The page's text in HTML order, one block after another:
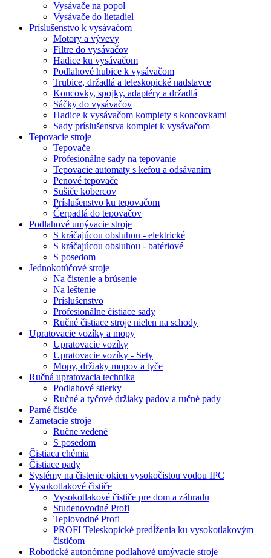
Vysávače na popol
Vysávače do lietadiel
Príslušenstvo k vysávačom
Motory a vývevy
Filtre do vysávačov
Hadice ku vysávačom
Podlahové hubice k vysávačom
Trubice, držadlá a teleskopické nadstavce
Koncovky, spojky, adaptéry a držadlá
Sáčky do vysávačov
Hadice k vysávačom komplety s koncovkami
Sady príslušenstva komplet k vysávačom
Tepovacie stroje
Tepovače
Profesionálne sady na tepovanie
Tepovacie automaty s kefou a odsávaním
Penové tepovače
Sušiče kobercov
Príslušenstvo ku tepovačom
Čerpadlá do tepovačov
Podlahové umývacie stroje
S kráčajúcou obsluhou - elektrické
S kráčajúcou obsluhou - batériové
S posedom
Jednokotúčové stroje
Na čistenie a brúsenie
Na leštenie
Príslušenstvo
Profesionálne čistiace sady
Ručné čistiace stroje nielen na schody
Upratovacie vozíky a mopy
Upratovacie vozíky
Upratovacie vozíky - Sety
Mopy, držiaky mopov a tyče
Ručná upratovacia technika
Podlahové stierky
Ručné a tyčové držiaky padov a ručné pady
Parné čističe
Zametacie stroje
Ručne vedené
S posedom
Čistiaca chémia
Čistiace pady
Systémy na čistenie okien vysokočistou vodou IPC
Vysokotlakové čističe
Vysokotlakové čističe pre dom a záhradu
Studenovodné Profi
Teplovodné Profi
PROFI Teleskopické predĺženia ku vysokotlakovým
čističom
Robotické autonómne podlahové umývacie stroje